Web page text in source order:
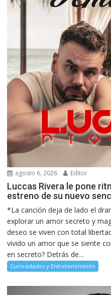
agosto 6, 2026 Editor
Luccas Rivera le pone
estreno de su nuevo
*La canción deja de lado el
explorar un amor secreto y
deseo se viven con total
vivido un amor que se siente
en secreto? Detrás de...
Curiosidades y Entretenimiento